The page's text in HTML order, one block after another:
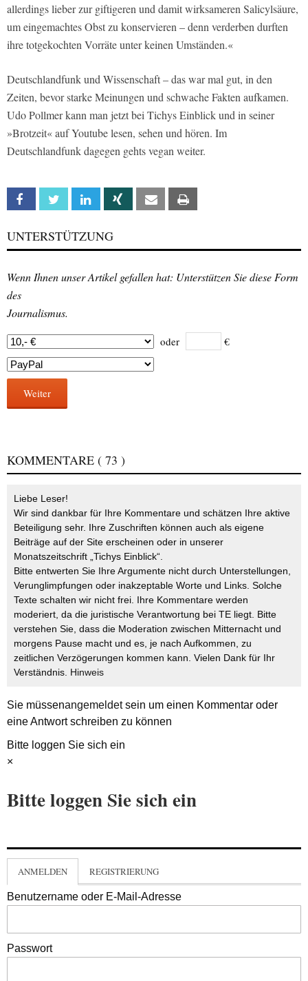
allerdings lieber zur giftigeren und damit wirksameren Salicylsäure,
um eingemachtes Obst zu konservieren – denn verderben durften
ihre totgekochten Vorräte unter keinen Umständen.«
Deutschlandfunk und Wissenschaft – das war mal gut, in den
Zeiten, bevor starke Meinungen und schwache Fakten aufkamen.
Udo Pollmer kann man jetzt bei Tichys Einblick und in seiner
»Brotzeit« auf Youtube lesen, sehen und hören. Im
Deutschlandfunk dagegen gehts vegan weiter.
Facebook Twitter Linkedin Xing Email
UNTERSTÜTZUNG
Wenn Ihnen unser Artikel gefallen hat: Unterstützen Sie diese Form
des
Journalismus.
oder €
Weiter
KOMMENTARE ( 73 )
Liebe Leser!
Wir sind dankbar für Ihre Kommentare und schätzen Ihre aktive
Beteiligung sehr. Ihre Zuschriften können auch als eigene
Beiträge auf der Site erscheinen oder in unserer
Monatszeitschrift „Tichys Einblick“.
Bitte entwerten Sie Ihre Argumente nicht durch Unterstellungen,
Verunglimpfungen oder inakzeptable Worte und Links. Solche
Texte schalten wir nicht frei. Ihre Kommentare werden
moderiert, da die juristische Verantwortung bei TE liegt. Bitte
verstehen Sie, dass die Moderation zwischen Mitternacht und
morgens Pause macht und es, je nach Aufkommen, zu
zeitlichen Verzögerungen kommen kann. Vielen Dank für Ihr
Verständnis. Hinweis
Sie müssenangemeldetsein um einen Kommentar oder
eine Antwort schreiben zu können
Bitte loggen Sie sich ein
×
Bitte loggen Sie sich ein
ANMELDEN REGISTRIERUNG
Benutzername oder E-Mail-Adresse
Passwort